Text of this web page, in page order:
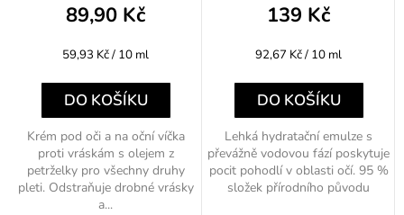
89,90 Kč
Měrná
59,93 Kč / 10 ml
DO KOŠÍKU
Krém pod oči a na oční víčka
proti vráskám s olejem z
petrželky pro všechny druhy
pleti. Odstraňuje drobné vrásky
a...
139 Kč
Měrná
92,67 Kč / 10 ml
DO KOŠÍKU
Lehká hydratační emulze s
převážně vodovou fází poskytuje
pocit pohodlí v oblasti očí. 95 %
složek přírodního původu